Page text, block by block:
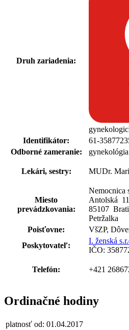
Druh zariadenia:
Identifikátor:
61-
Odborné zameranie:
Lekári, sestry: MUDr.
Miesto
prevádzkovania:
Nemocnica
Antolská 11
85107
Petržalka
Poisťovne:
VšZP,
Poskytovateľ:
I. ženská
IČO:
Telefón: +421
Ordinačné hodiny
platnosť od: 01.04.2017